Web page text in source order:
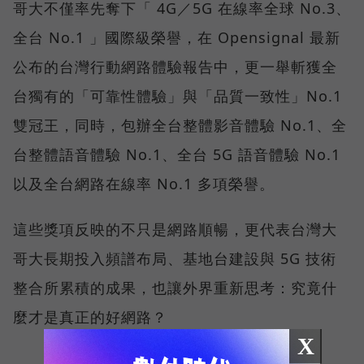
哥大不僅率先奪下「 4G／5G 在線率全球 No.3、
全台 No.1 」國際級榮譽，在 Opensignal 最新
公布的台灣行動網路體驗報告中，更一舉斬獲全
台獨有的「可靠性體驗」與「品質一致性」No.1
雙冠王，同時，包辦全台整體影音體驗 No.1、全
台整體語音體驗 No.1、全台 5G 語音體驗 No.1
以及全台網路在線率 No.1 多項榮譽。
這些獎項反映的不只是網路順暢，更代表台灣大
哥大長期投入頻譜布局、基地台建設與 5G 技術
整合所累積的成果，也讓外界重新思考：究竟什
麼才是真正的好網路？
X